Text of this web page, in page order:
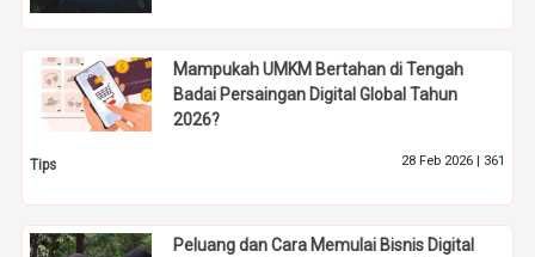
Mampukah UMKM Bertahan di Tengah
Badai Persaingan Digital Global Tahun
2026?
Tips 28 Feb 2026 | 361
Peluang dan Cara Memulai Bisnis Digital